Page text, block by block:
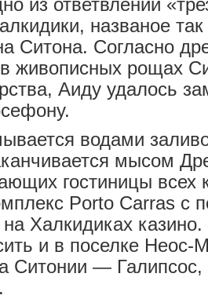
из ответвлений
названое
Ситона. Согласно
живописных рощах
Аиду удалось
водами
мысом
гостиницы всех
Porto Carras с
Халкидиках
и в поселке Неос-
Ситонии — Галипсос,